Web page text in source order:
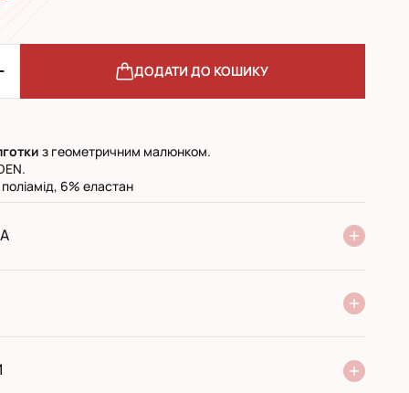
ДОДАТИ ДО КОШИКУ
з геометричним малюнком.
6% еластан
переказ